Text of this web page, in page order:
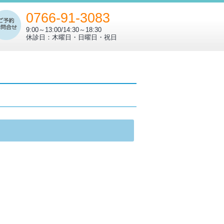
0766-91-3083
9:00～13:00/14:30～18:30
休診日：木曜日・日曜日・祝日